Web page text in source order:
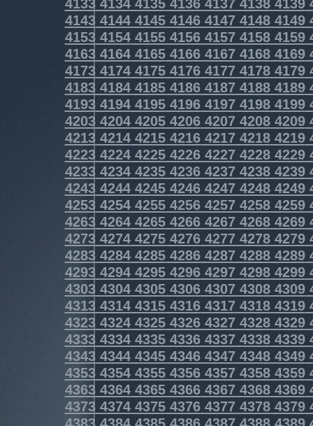
4143414441454146414741484149
4153415441554156415741584159
4163416441654166416741684169
4173417441754176417741784179
4183418441854186418741884189
4193419441954196419741984199
4203420442054206420742084209
4213421442154216421742184219
4223422442254226422742284229
4233423442354236423742384239
4243424442454246424742484249
4253425442554256425742584259
4263426442654266426742684269
4273427442754276427742784279
4283428442854286428742884289
4293429442954296429742984299
4303430443054306430743084309
4313431443154316431743184319
4323432443254326432743284329
4333433443354336433743384339
4343434443454346434743484349
4353435443554356435743584359
4363436443654366436743684369
4373437443754376437743784379